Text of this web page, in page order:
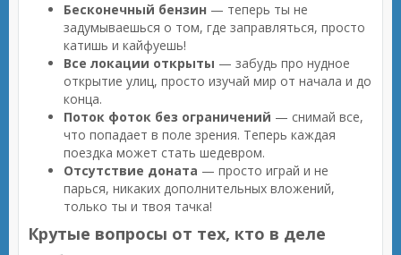
Бесконечный бензин — теперь ты не
задумываешься о том, где заправляться, просто
катишь и кайфуешь!
Все локации открыты — забудь про нудное
открытие улиц, просто изучай мир от начала и до
конца.
Поток фоток без ограничений — снимай все,
что попадает в поле зрения. Теперь каждая
поездка может стать шедевром.
Отсутствие доната — просто играй и не
парься, никаких дополнительных вложений,
только ты и твоя тачка!
Крутые вопросы от тех, кто в деле